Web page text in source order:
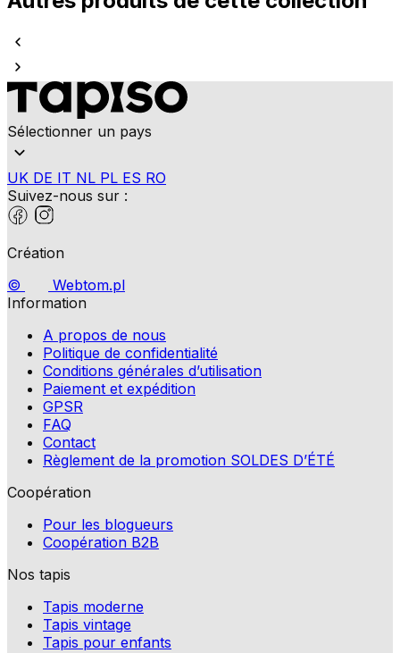
Sélectionner un pays
UK DE IT NL PL ES RO
Suivez-nous sur :
Création
©
Webtom.pl
Information
A propos de nous
Politique de confidentialité
Conditions générales d’utilisation
Paiement et expédition
GPSR
FAQ
Contact
Règlement de la promotion SOLDES D’ÉTÉ
Coopération
Pour les blogueurs
Coopération B2B
Nos tapis
Tapis moderne
Tapis vintage
Tapis pour enfants